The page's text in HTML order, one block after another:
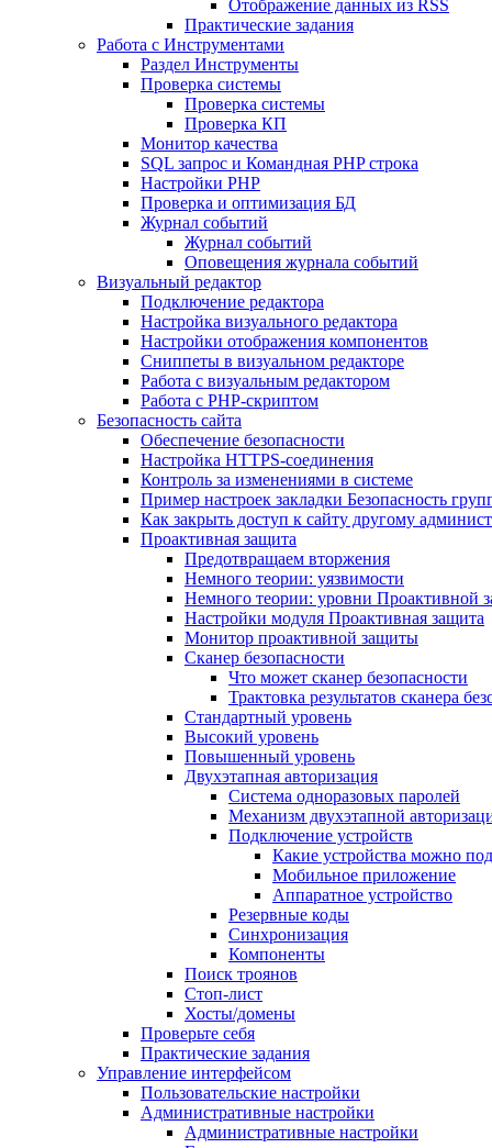
Отображение данных из RSS
Практические задания
Работа с Инструментами
Раздел Инструменты
Проверка системы
Проверка системы
Проверка КП
Монитор качества
SQL запрос и Командная PHP строка
Настройки PHP
Проверка и оптимизация БД
Журнал событий
Журнал событий
Оповещения журнала событий
Визуальный редактор
Подключение редактора
Настройка визуального редактора
Настройки отображения компонентов
Сниппеты в визуальном редакторе
Работа с визуальным редактором
Работа с PHP-скриптом
Безопасность сайта
Обеспечение безопасности
Настройка HTTPS-соединения
Контроль за изменениями в системе
Пример настроек закладки Безопасность
Как закрыть доступ к сайту другому
Проактивная защита
Предотвращаем вторжения
Немного теории: уязвимости
Немного теории: уровни Проактивной
Настройки модуля Проактивная защита
Монитор проактивной защиты
Сканер безопасности
Что может сканер безопасности
Трактовка результатов сканера
Стандартный уровень
Высокий уровень
Повышенный уровень
Двухэтапная авторизация
Система одноразовых паролей
Механизм двухэтапной
Подключение устройств
Какие устройства можно
Мобильное приложение
Аппаратное устройство
Резервные коды
Синхронизация
Компоненты
Поиск троянов
Стоп-лист
Хосты/домены
Проверьте себя
Практические задания
Управление интерфейсом
Пользовательские настройки
Административные настройки
Административные настройки